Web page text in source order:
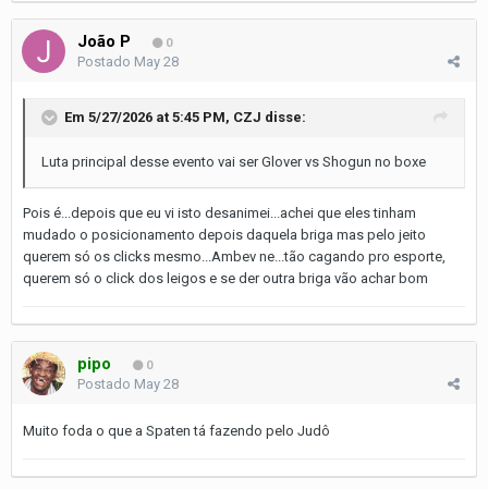
João P 0
Postado May 28
Em 5/27/2026 at 5:45 PM, CZJ disse:
Luta principal desse evento vai ser Glover vs Shogun no boxe
Pois é...depois que eu vi isto desanimei...achei que eles tinham
mudado o posicionamento depois daquela briga mas pelo jeito
querem só os clicks mesmo...Ambev ne...tão cagando pro esporte,
querem só o click dos leigos e se der outra briga vão achar bom
pipo 0
Postado May 28
Muito foda o que a Spaten tá fazendo pelo Judô